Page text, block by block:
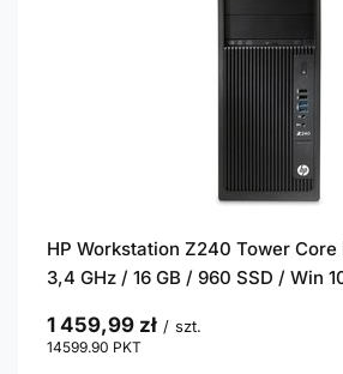
HP Workstation Z240 Tower
3,4 GHz / 16 GB / 960 SSD / Win
1 459,99 zł / szt.
14599.90 PKT